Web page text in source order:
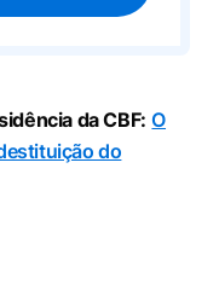
da CBF: O
do